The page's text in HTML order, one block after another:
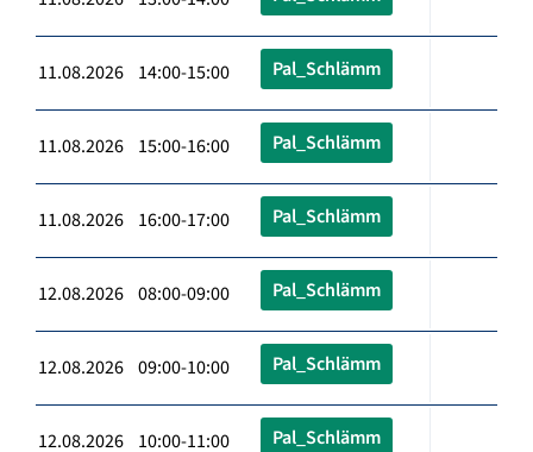
11.08.2026 14:00-15:00 Pal_Schlämm
11.08.2026 15:00-16:00 Pal_Schlämm
11.08.2026 16:00-17:00 Pal_Schlämm
12.08.2026 08:00-09:00 Pal_Schlämm
12.08.2026 09:00-10:00 Pal_Schlämm
12.08.2026 10:00-11:00 Pal_Schlämm